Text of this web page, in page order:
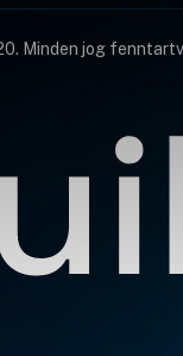
Minden jog